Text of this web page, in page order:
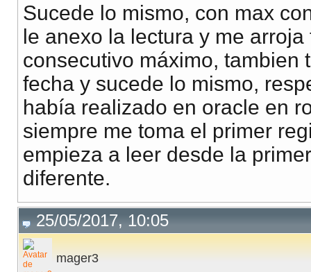
Sucede lo mismo, con max
le anexo la lectura y me
consecutivo máximo, tambien
fecha y sucede lo mismo,
había realizado en oracle en
siempre me toma el primer
empieza a leer desde la
diferente.
25/05/2017, 10:05
mager3